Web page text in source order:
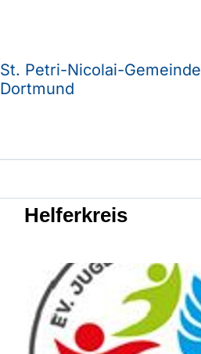
St. Petri-Nicolai-Gemeinde
Dortmund
Helferkreis